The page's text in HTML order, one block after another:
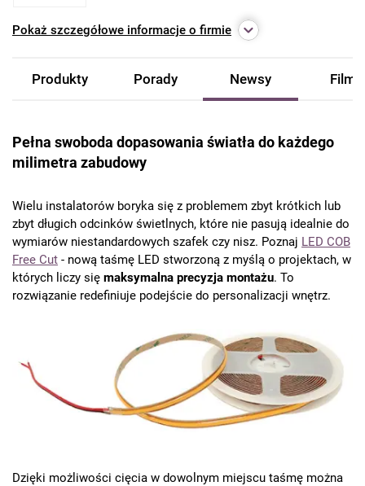
Pokaż szczegółowe informacje o firmie
Produkty Porady Newsy Filmy
Pełna swoboda dopasowania światła do każdego
milimetra zabudowy
Wielu instalatorów boryka się z problemem zbyt krótkich lub
zbyt długich odcinków świetlnych, które nie pasują idealnie do
wymiarów niestandardowych szafek czy nisz. Poznaj LED COB
Free Cut - nową taśmę LED stworzoną z myślą o projektach, w
których liczy się maksymalna precyzja montażu. To
rozwiązanie redefiniuje podejście do personalizacji wnętrz.
Dzięki możliwości cięcia w dowolnym miejscu taśmę można